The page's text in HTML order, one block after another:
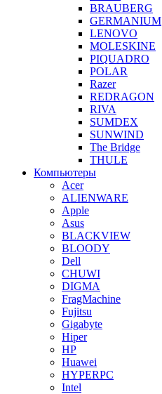
BRAUBERG
GERMANIUM
LENOVO
MOLESKINE
PIQUADRO
POLAR
Razer
REDRAGON
RIVA
SUMDEX
SUNWIND
The Bridge
THULE
Компьютеры
Acer
ALIENWARE
Apple
Asus
BLACKVIEW
BLOODY
Dell
CHUWI
DIGMA
FragMachine
Fujitsu
Gigabyte
Hiper
HP
Huawei
HYPERPC
Intel